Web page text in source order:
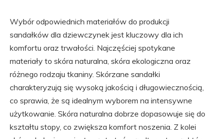
Wybór odpowiednich materiałów do produkcji
sandałków dla dziewczynek jest kluczowy dla ich
komfortu oraz trwałości. Najczęściej spotykane
materiały to skóra naturalna, skóra ekologiczna oraz
różnego rodzaju tkaniny. Skórzane sandałki
charakteryzują się wysoką jakością i długowiecznością,
co sprawia, że są idealnym wyborem na intensywne
użytkowanie. Skóra naturalna dobrze dopasowuje się do
kształtu stopy, co zwiększa komfort noszenia. Z kolei